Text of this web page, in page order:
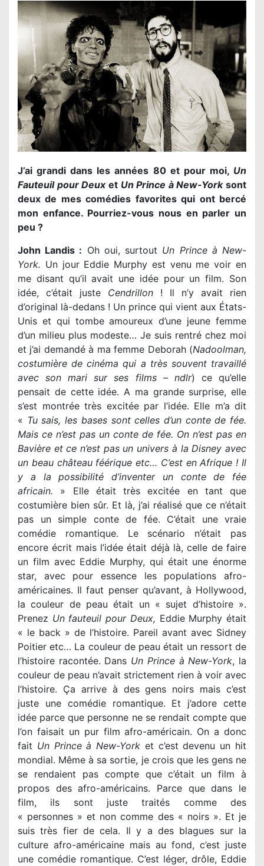
J’ai grandi dans les années 80 et pour moi, Un
Fauteuil pour Deuxet Un Prince à New-York sont
deux de mes comédies favorites qui ont bercé
mon enfance. Pourriez-vous nous en parler un
peu ?
John Landis : Oh oui, surtout Un Prince à New-
York. Un jour Eddie Murphy est venu me voir en
me disant qu’il avait une idée pour un film. Son
idée, c’était juste Cendrillon ! Il n’y avait rien
d’original là-dedans ! Un prince qui vient aux États-
Unis et qui tombe amoureux d’une jeune femme
d’un milieu plus modeste… Je suis rentré chez moi
et j’ai demandé à ma femme Deborah (Nadoolman,
costumière de cinéma qui a très souvent travaillé
avec son mari sur ses films – ndlr) ce qu’elle
pensait de cette idée. A ma grande surprise, elle
s’est montrée très excitée par l’idée. Elle m’a dit
« Tu sais, les bases sont celles d’un conte de fée.
Mais ce n’est pas un conte de fée. On n’est pas en
Bavière et ce n’est pas un univers à la Disney avec
un beau château féérique etc… C’est en Afrique ! Il
y a la possibilité d’inventer un conte de fée
africain. » Elle était très excitée en tant que
costumière bien sûr. Et là, j’ai réalisé que ce n’était
pas un simple conte de fée. C’était une vraie
comédie romantique. Le scénario n’était pas
encore écrit mais l’idée était déjà là, celle de faire
un film avec Eddie Murphy, qui était une énorme
star, avec pour essence les populations afro-
américaines. Il faut penser qu’avant, à Hollywood,
la couleur de peau était un « sujet d’histoire ».
Prenez Un fauteuil pour Deux, Eddie Murphy était
« le back » de l’histoire. Pareil avant avec Sidney
Poitier etc… La couleur de peau était un ressort de
l’histoire racontée. Dans Un Prince à New-York, la
couleur de peau n’avait strictement rien à voir avec
l’histoire. Ça arrive à des gens noirs mais c’est
juste une comédie romantique. Et j’adore cette
idée parce que personne ne se rendait compte que
l’on faisait un pur film afro-américain. On a donc
fait Un Prince à New-York et c’est devenu un hit
mondial. Même à sa sortie, je crois que les gens ne
se rendaient pas compte que c’était un film à
propos des afro-américains. Parce que dans le
film, ils sont juste traités comme des
« personnes » et non comme des « noirs ». Et je
suis très fier de cela. Il y a des blagues sur la
culture afro-américaine mais au fond, c’est juste
une comédie romantique. C’est léger, drôle, Eddie